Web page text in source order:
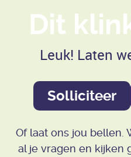
Dit
Leuk! Laten
Solliciteer
Of laat ons jou bellen.
al je vragen en kijken